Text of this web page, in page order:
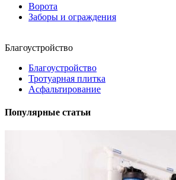
Ворота
Заборы и ограждения
Благоустройство
Благоустройство
Тротуарная плитка
Асфальтирование
Популярные статьи